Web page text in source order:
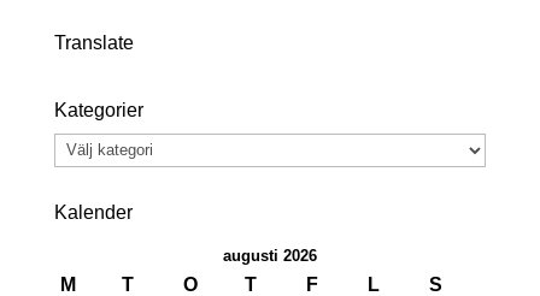
Translate
Kategorier
Kategorier
Kalender
augusti 2026
M T O T F L
S